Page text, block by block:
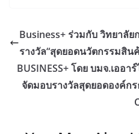
Business+ ร่วมกับ วิทยาลั
รางวัล“สุดยอดนวัตกรรมสิน
BUSINESS+ โดย บมจ.เออ
จัดมอบรางวัลสุดยอดองค์กร